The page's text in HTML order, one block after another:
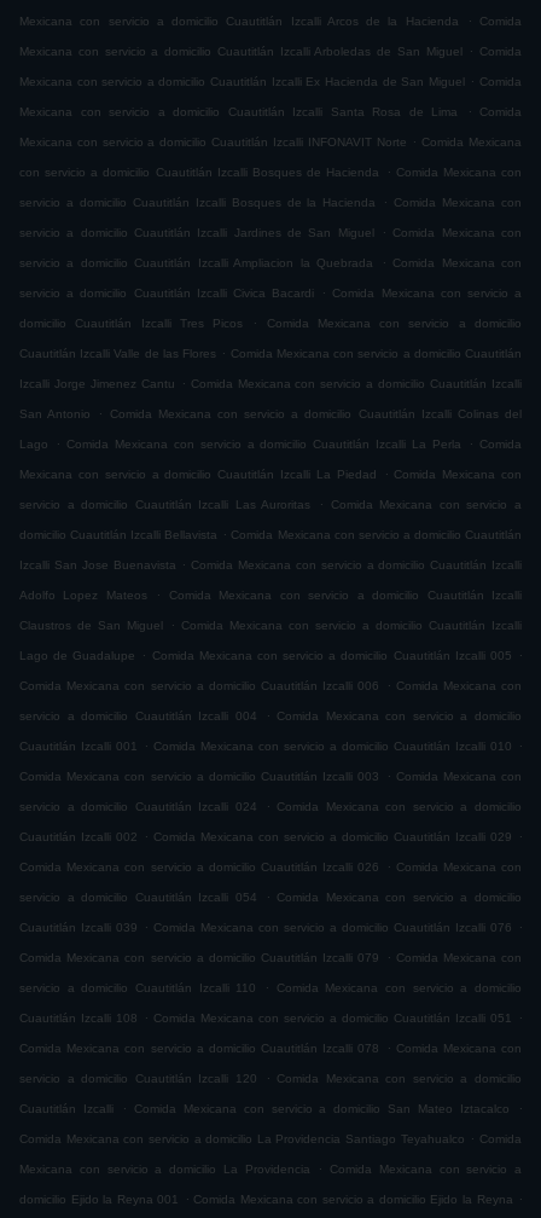
Mexicana con servicio a domicilio Cuautitlán Izcalli Arcos de la Hacienda . Comida
Mexicana con servicio a domicilio Cuautitlán Izcalli Arboledas de San Miguel . Comida
Mexicana con servicio a domicilio Cuautitlán Izcalli Ex Hacienda de San Miguel . Comida
Mexicana con servicio a domicilio Cuautitlán Izcalli Santa Rosa de Lima . Comida
Mexicana con servicio a domicilio Cuautitlán Izcalli INFONAVIT Norte . Comida Mexicana
con servicio a domicilio Cuautitlán Izcalli Bosques de Hacienda . Comida Mexicana con
servicio a domicilio Cuautitlán Izcalli Bosques de la Hacienda . Comida Mexicana con
servicio a domicilio Cuautitlán Izcalli Jardines de San Miguel . Comida Mexicana con
servicio a domicilio Cuautitlán Izcalli Ampliacion la Quebrada . Comida Mexicana con
servicio a domicilio Cuautitlán Izcalli Civica Bacardi . Comida Mexicana con servicio a
domicilio Cuautitlán Izcalli Tres Picos . Comida Mexicana con servicio a domicilio
Cuautitlán Izcalli Valle de las Flores . Comida Mexicana con servicio a domicilio Cuautitlán
Izcalli Jorge Jimenez Cantu . Comida Mexicana con servicio a domicilio Cuautitlán Izcalli
San Antonio . Comida Mexicana con servicio a domicilio Cuautitlán Izcalli Colinas del
Lago . Comida Mexicana con servicio a domicilio Cuautitlán Izcalli La Perla . Comida
Mexicana con servicio a domicilio Cuautitlán Izcalli La Piedad . Comida Mexicana con
servicio a domicilio Cuautitlán Izcalli Las Auroritas . Comida Mexicana con servicio a
domicilio Cuautitlán Izcalli Bellavista . Comida Mexicana con servicio a domicilio Cuautitlán
Izcalli San Jose Buenavista . Comida Mexicana con servicio a domicilio Cuautitlán Izcalli
Adolfo Lopez Mateos . Comida Mexicana con servicio a domicilio Cuautitlán Izcalli
Claustros de San Miguel . Comida Mexicana con servicio a domicilio Cuautitlán Izcalli
Lago de Guadalupe . Comida Mexicana con servicio a domicilio Cuautitlán Izcalli 005 .
Comida Mexicana con servicio a domicilio Cuautitlán Izcalli 006 . Comida Mexicana con
servicio a domicilio Cuautitlán Izcalli 004 . Comida Mexicana con servicio a domicilio
Cuautitlán Izcalli 001 . Comida Mexicana con servicio a domicilio Cuautitlán Izcalli 010 .
Comida Mexicana con servicio a domicilio Cuautitlán Izcalli 003 . Comida Mexicana con
servicio a domicilio Cuautitlán Izcalli 024 . Comida Mexicana con servicio a domicilio
Cuautitlán Izcalli 002 . Comida Mexicana con servicio a domicilio Cuautitlán Izcalli 029 .
Comida Mexicana con servicio a domicilio Cuautitlán Izcalli 026 . Comida Mexicana con
servicio a domicilio Cuautitlán Izcalli 054 . Comida Mexicana con servicio a domicilio
Cuautitlán Izcalli 039 . Comida Mexicana con servicio a domicilio Cuautitlán Izcalli 076 .
Comida Mexicana con servicio a domicilio Cuautitlán Izcalli 079 . Comida Mexicana con
servicio a domicilio Cuautitlán Izcalli 110 . Comida Mexicana con servicio a domicilio
Cuautitlán Izcalli 108 . Comida Mexicana con servicio a domicilio Cuautitlán Izcalli 051 .
Comida Mexicana con servicio a domicilio Cuautitlán Izcalli 078 . Comida Mexicana con
servicio a domicilio Cuautitlán Izcalli 120 . Comida Mexicana con servicio a domicilio
Cuautitlán Izcalli . Comida Mexicana con servicio a domicilio San Mateo Iztacalco .
Comida Mexicana con servicio a domicilio La Providencia Santiago Teyahualco . Comida
Mexicana con servicio a domicilio La Providencia . Comida Mexicana con servicio a
domicilio Ejido la Reyna 001 . Comida Mexicana con servicio a domicilio Ejido la Reyna .